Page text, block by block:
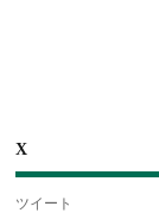
X
ツイート